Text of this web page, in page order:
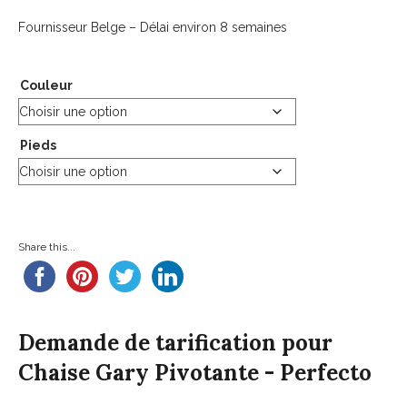
Fournisseur Belge – Délai environ 8 semaines
Couleur
Pieds
Share this...
Demande de tarification pour
Chaise Gary Pivotante - Perfecto